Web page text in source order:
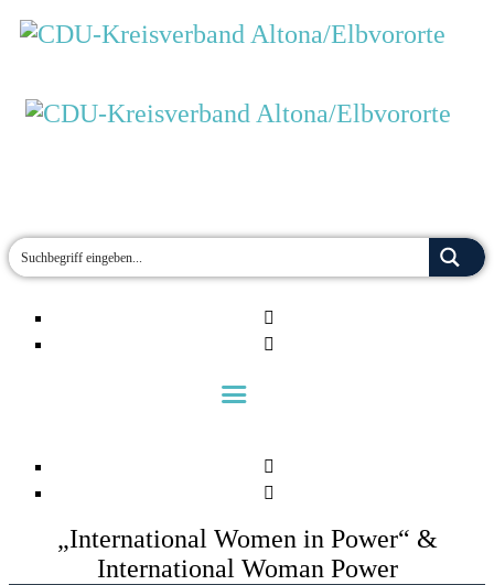
„International Women in Power“ &
International Woman Power